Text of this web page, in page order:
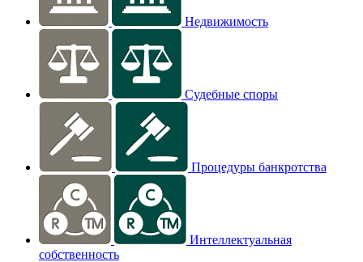
Недвижимость
Судебные споры
Процедуры банкротства
Интеллектуальная
собственность